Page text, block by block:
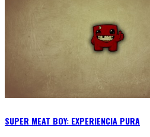
SUPER MEAT BOY: EXPERIENCIA PURA